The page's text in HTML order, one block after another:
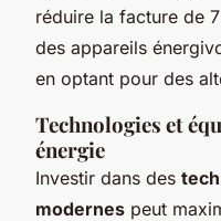
réduire la facture de
des appareils
en optant pour des
Technologies et
énergie
Investir dans des
modernes peut